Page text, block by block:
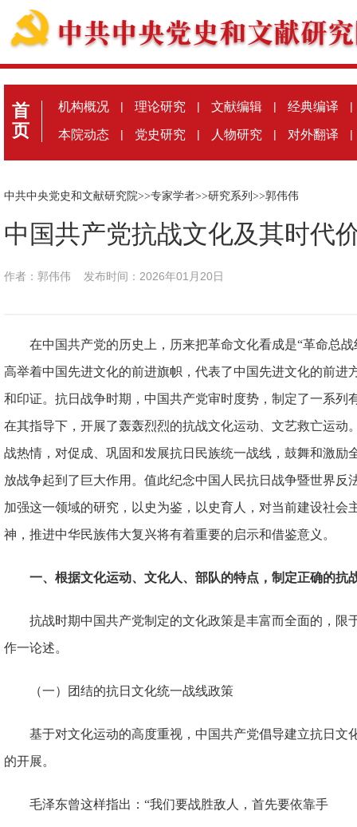
首
页
机构概况 | 理论研究 | 文献编辑 | 经典编译 |
本院动态 | 党史研究 | 人物研究 | 对外翻译 |
中共中央党史和文献研究院>>专家学者>>研究系列 >>郭伟伟
中国共产党抗战文化及其时代
作者：郭伟伟 发布时间：2026年01月20日
在中国共产党的历史上，历来把革命文化看成是“革命总
高举着中国先进文化的前进旗帜，代表了中国先进文化的前进
和印证。抗日战争时期，中国共产党审时度势，制定了一系列
在其指导下，开展了轰轰烈烈的抗战文化运动、文艺救亡运动
战热情，对促成、巩固和发展抗日民族统一战线，鼓舞和激励
放战争起到了巨大作用。值此纪念中国人民抗日战争暨世界反
加强这一领域的研究，以史为鉴，以史育人，对当前建设社会
神，推进中华民族伟大复兴将有着重要的启示和借鉴意义。
一、根据文化运动、文化人、部队的特点，制定正确的抗
抗战时期中国共产党制定的文化政策是丰富而全面的，限
作一论述。
（一）团结的抗日文化统一战线政策
基于对文化运动的高度重视，中国共产党倡导建立抗日文
的开展。
毛泽东曾这样指出：“我们要战胜敌人，首先要依靠手